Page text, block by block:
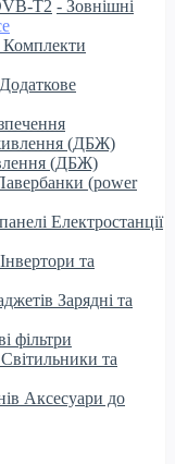
T2 - Зовнішні
Комплекти
Додаткове
(ДБЖ)
(power
Електростанції
Інвертори та
Зарядні та
фільтри
Світильники та
Аксесуари до